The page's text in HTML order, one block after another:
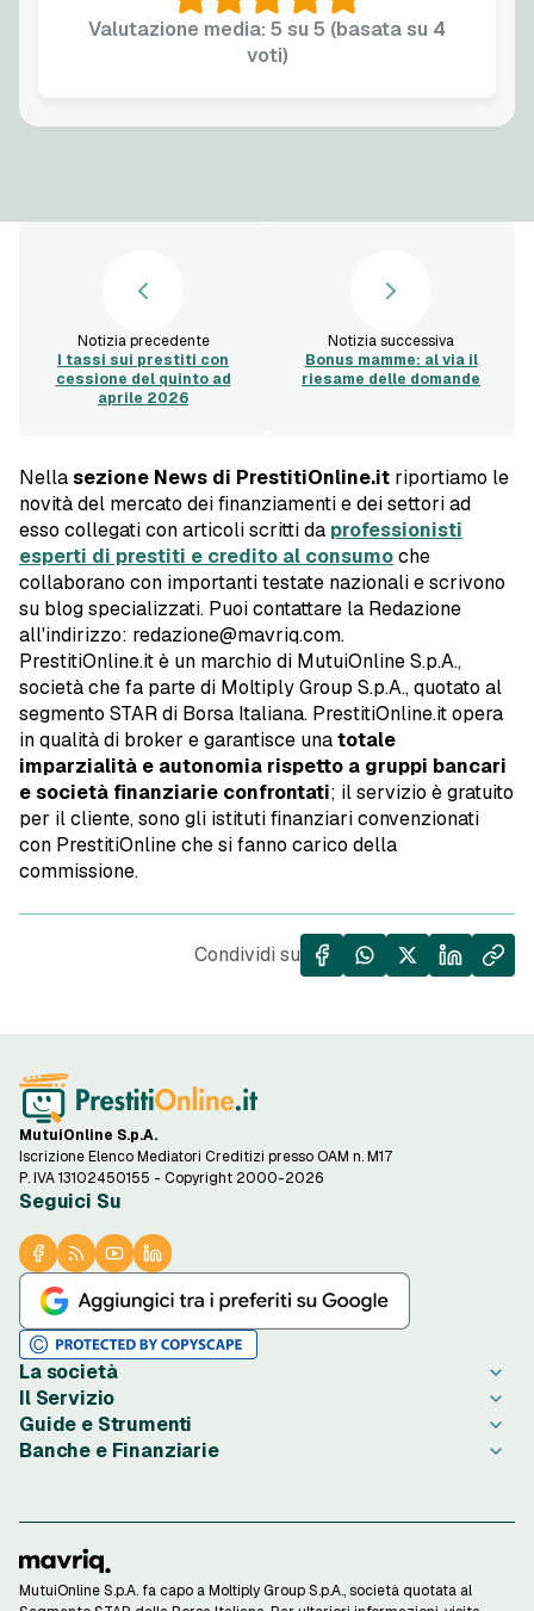
Confronta le offerte di prestito ristrutturazione
Valutazione media: 5 su 5 (basata su 4
voti)
Notizia precedente
I tassi sui prestiti con
cessione del quinto ad
aprile 2026
Notizia successiva
Bonus mamme: al via il
riesame delle domande
Nellasezione News di PrestitiOnline.it riportiamo le
novità del mercato dei finanziamenti e dei settori ad
esso collegati con articoli scritti da professionisti
esperti di prestiti e credito al consumoche
collaborano con importanti testate nazionali e scrivono
su blog specializzati. Puoi contattare la Redazione
all'indirizzo: redazione@mavriq.com.
PrestitiOnline.it è un marchio di MutuiOnline S.p.A.,
società che fa parte di Moltiply Group S.p.A., quotato al
segmento STAR di Borsa Italiana. PrestitiOnline.it opera
in qualità di broker e garantisce unatotale
imparzialità e autonomia rispetto a gruppi bancari
e società finanziarie confrontati; il servizio è gratuito
per il cliente, sono gli istituti finanziari convenzionati
con PrestitiOnline che si fanno carico della
commissione.
Condividi su
MutuiOnline S.p.A.
Iscrizione Elenco Mediatori Creditizi presso OAM n. M17
P. IVA 13102450155 - Copyright 2000-2026
Seguici Su
La società
Chi è PrestitiOnline.it
Contatta PrestitiOnline.it
Opinioni degli Utenti
Rassegna Stampa
Lavora con Noi
Investor Relations
Il Servizio
Come Funziona
Condizioni di Utilizzo
Preferenze Cookie
Privacy Istituti Partner
Informativa Trasparenza
Reclami Consumatori
Guide e Strumenti
Guide Prestiti
Finalità Prestiti
Ottenere un Prestito
Strumenti di Calcolo
Calcolo Rata Prestito
Banche e Finanziarie
BNL
Compass
Findomestic
MutuiOnline S.p.A. fa capo a Moltiply Group S.p.A., società quotata al